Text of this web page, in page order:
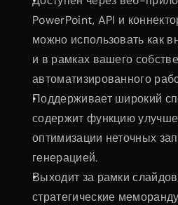
PowerPoint, API и
можно использовать как
и в рамках вашего
автоматизированного
Поддерживает широкий
содержит функцию
оптимизации неточных
генерацией.
Выходит за рамки
стратегические